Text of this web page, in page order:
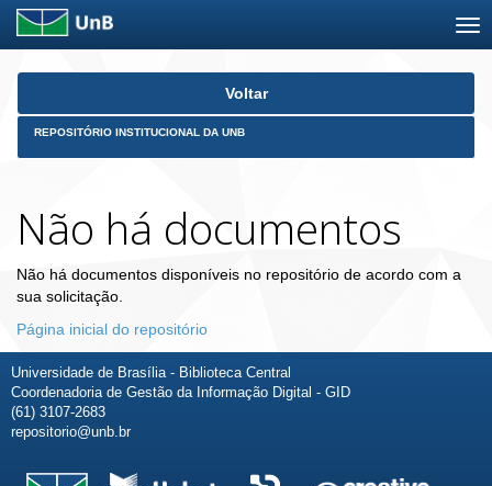
Skip
Voltar
REPOSITÓRIO INSTITUCIONAL DA UNB
Não há documentos
Não há documentos disponíveis no repositório de acordo com a
sua solicitação.
Página inicial do repositório
Universidade de Brasília - Biblioteca Central
Coordenadoria de Gestão da Informação Digital - GID
(61) 3107-2683
repositorio@unb.br